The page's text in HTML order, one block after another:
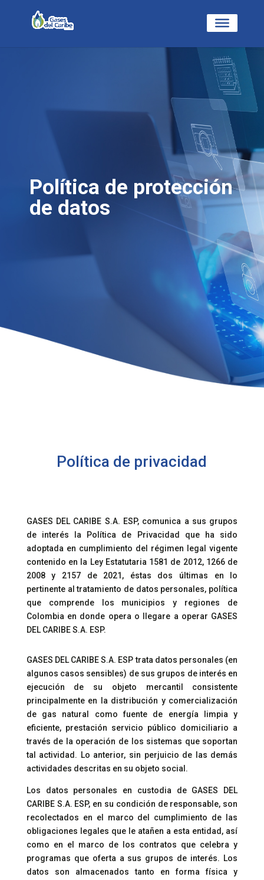
Política de protección
de datos
Política de privacidad
GASES DEL CARIBE S.A. ESP, comunica a sus grupos
de interés la Política de Privacidad que ha sido
adoptada en cumplimiento del régimen legal vigente
contenido en la Ley Estatutaria 1581 de 2012, 1266 de
2008 y 2157 de 2021, éstas dos últimas en lo
pertinente al tratamiento de datos personales, política
que comprende los municipios y regiones de
Colombia en donde opera o llegare a operar GASES
DEL CARIBE S.A. ESP.
GASES DEL CARIBE S.A. ESP trata datos personales (en
algunos casos sensibles) de sus grupos de interés en
ejecución de su objeto mercantil consistente
principalmente en la distribución y comercialización
de gas natural como fuente de energía limpia y
eficiente, prestación servicio público domiciliario a
través de la operación de los sistemas que soportan
tal actividad. Lo anterior, sin perjuicio de las demás
actividades descritas en su objeto social.
Los datos personales en custodia de GASES DEL
CARIBE S.A. ESP, en su condición de responsable, son
recolectados en el marco del cumplimiento de las
obligaciones legales que le atañen a esta entidad, así
como en el marco de los contratos que celebra y
programas que oferta a sus grupos de interés. Los
datos son almacenados tanto en forma física y